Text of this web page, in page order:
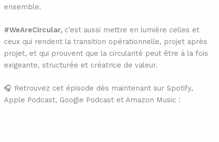
ensemble.
#WeAreCircular, c’est aussi mettre en lumière celles et
ceux qui rendent la transition opérationnelle, projet après
projet, et qui prouvent que la circularité peut être à la fois
exigeante, structurée et créatrice de valeur.
🎧 Retrouvez cet épisode dès maintenant sur Spotify,
Apple Podcast, Google Podcast et Amazon Music :